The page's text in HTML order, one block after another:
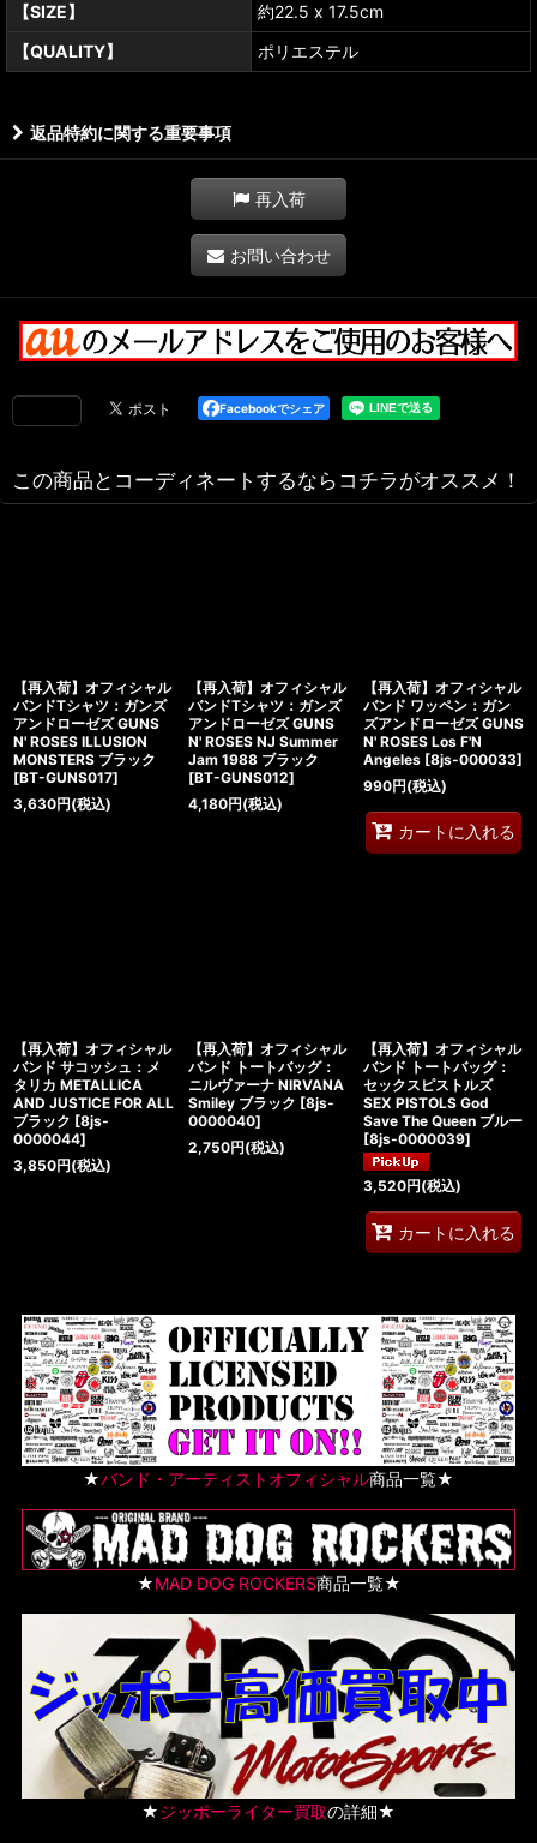
【SIZE】
約22.5 x 17.5cm
【QUALITY】
ポリエステル
返品特約に関する重要事項
再入荷
お問い合わせ
Facebookでシェア
この商品とコーディネートするならコチラがオススメ！
【再入荷】オフィシャル
バンドTシャツ：ガンズ
アンドローゼズ GUNS
N' ROSES ILLUSION
MONSTERS ブラック
[BT-GUNS017]
3,630円(税込)
【再入荷】オフィシャル
バンドTシャツ：ガンズ
アンドローゼズ GUNS
N' ROSES NJ Summer
Jam 1988 ブラック
[BT-GUNS012]
4,180円(税込)
【再入荷】オフィシャル
バンド ワッペン：ガン
ズアンドローゼズ GUNS
N' ROSES Los F'N
Angeles [8js-000033]
990円(税込)
カートに入れる
【再入荷】オフィシャル
バンド サコッシュ：メ
タリカ METALLICA
AND JUSTICE FOR ALL
ブラック [8js-
0000044]
3,850円(税込)
【再入荷】オフィシャル
バンド トートバッグ：
ニルヴァーナ NIRVANA
Smiley ブラック [8js-
0000040]
2,750円(税込)
【再入荷】オフィシャル
バンド トートバッグ：
セックスピストルズ
SEX PISTOLS God
Save The Queen ブルー
[8js-0000039]
3,520円(税込)
カートに入れる
★バンド・アーティストオフィシャル商品一覧★
★MAD DOG ROCKERS商品一覧★
★ジッポーライター買取の詳細★